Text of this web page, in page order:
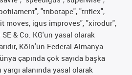
"tribotape", "triflex",
moves, igus improves", "xirodur",
& Co. KG'un yasal olarak
Köln'ün Federal Almanya
çapında çok sayıda başka
alanında yasal olarak